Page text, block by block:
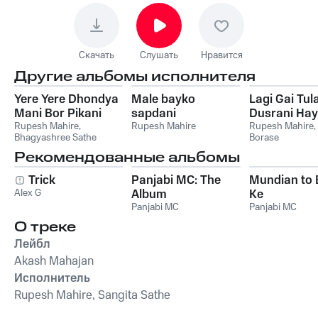
Скачать Слушать Нравится
Другие альбомы исполнителя
Yere Yere Dhondya
Mani Bor Pikani
Rupesh Mahire,
Bhagyashree Sathe
Male bayko
sapdani
Rupesh Mahire
Lagi Gai
Dusrani
Rupesh Mahire,
Borase
Рекомендованные альбомы
Trick
Alex G
Panjabi MC: The
Album
Panjabi MC
Mundian to
Ke
Panjabi MC
О треке
Лейбл
Akash Mahajan
Исполнитель
Rupesh Mahire, Sangita Sathe